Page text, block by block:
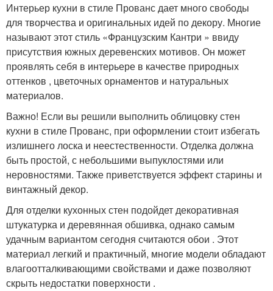
Интерьер кухни в стиле Прованс дает много свободы
для творчества и оригинальных идей по декору. Многие
называют этот стиль «Французским Кантри » ввиду
присутствия южных деревенских мотивов. Он может
проявлять себя в интерьере в качестве природных
оттенков , цветочных орнаментов и натуральных
материалов.
Важно! Если вы решили выполнить облицовку стен
кухни в стиле Прованс, при оформлении стоит избегать
излишнего лоска и неестественности. Отделка должна
быть простой, с небольшими выпуклостями или
неровностями. Также приветствуется эффект старины и
винтажный декор.
Для отделки кухонных стен подойдет декоративная
штукатурка и деревянная обшивка, однако самым
удачным вариантом сегодня считаются обои . Этот
материал легкий и практичный, многие модели обладают
влагоотталкивающими свойствами и даже позволяют
скрыть недостатки поверхности .